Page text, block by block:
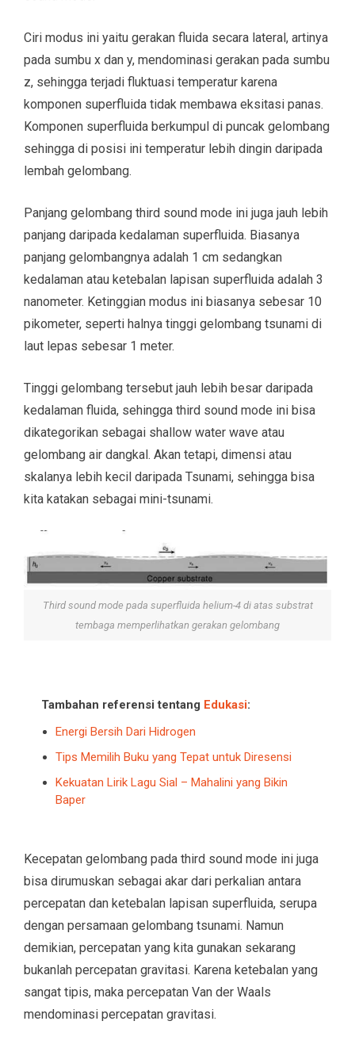
Ciri modus ini yaitu gerakan fluida secara lateral, artinya
pada sumbu x dan y, mendominasi gerakan pada sumbu
z, sehingga terjadi fluktuasi temperatur karena
komponen superfluida tidak membawa eksitasi panas.
Komponen superfluida berkumpul di puncak gelombang
sehingga di posisi ini temperatur lebih dingin daripada
lembah gelombang.
Panjang gelombang third sound mode ini juga jauh lebih
panjang daripada kedalaman superfluida. Biasanya
panjang gelombangnya adalah 1 cm sedangkan
kedalaman atau ketebalan lapisan superfluida adalah 3
nanometer. Ketinggian modus ini biasanya sebesar 10
pikometer, seperti halnya tinggi gelombang tsunami di
laut lepas sebesar 1 meter.
Tinggi gelombang tersebut jauh lebih besar daripada
kedalaman fluida, sehingga third sound mode ini bisa
dikategorikan sebagai shallow water wave atau
gelombang air dangkal. Akan tetapi, dimensi atau
skalanya lebih kecil daripada Tsunami, sehingga bisa
kita katakan sebagai mini-tsunami.
Third sound mode pada superfluida helium-4 di atas substrat
tembaga memperlihatkan gerakan gelombang
Tambahan referensi tentang Edukasi:
Energi Bersih Dari Hidrogen
Tips Memilih Buku yang Tepat untuk Diresensi
Kekuatan Lirik Lagu Sial – Mahalini yang Bikin
Baper
Kecepatan gelombang pada third sound mode ini juga
bisa dirumuskan sebagai akar dari perkalian antara
percepatan dan ketebalan lapisan superfluida, serupa
dengan persamaan gelombang tsunami. Namun
demikian, percepatan yang kita gunakan sekarang
bukanlah percepatan gravitasi. Karena ketebalan yang
sangat tipis, maka percepatan Van der Waals
mendominasi percepatan gravitasi.